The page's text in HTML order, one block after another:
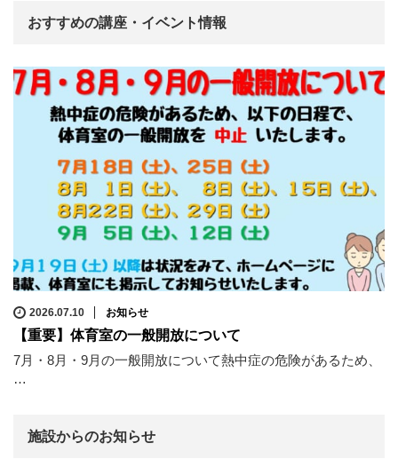
おすすめの講座・イベント情報
2026.07.10 お知らせ
【重要】体育室の一般開放について
7月・8月・9月の一般開放について熱中症の危険があるため、
…
施設からのお知らせ